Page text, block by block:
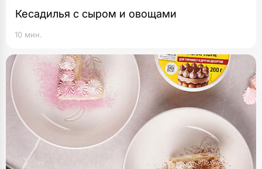
Кесадилья с сыром и овощами
10 мин.